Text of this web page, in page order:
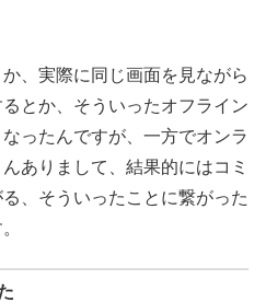
、実際に同じ画面を見ながら
とか、そういったオフライン
ったんですが、一方でオンラ
ありまして、結果的にはコミ
、そういったことに繋がった